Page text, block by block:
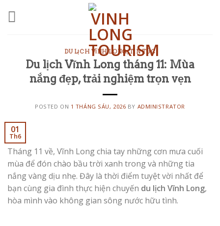
DU LỊCH VĨNH LONG,TIN TỨC
Du lịch Vĩnh Long tháng 11: Mùa
nắng đẹp, trải nghiệm trọn vẹn
POSTED ON 1 THÁNG SÁU, 2026 BY ADMINISTRATOR
01
Th6
Tháng 11 về, Vĩnh Long chia tay những cơn mưa cuối
mùa để đón chào bầu trời xanh trong và những tia
nắng vàng dịu nhẹ. Đây là thời điểm tuyệt vời nhất để
bạn cùng gia đình thực hiện chuyến du lịch Vĩnh Long,
hòa mình vào không gian sông nước hữu tình.